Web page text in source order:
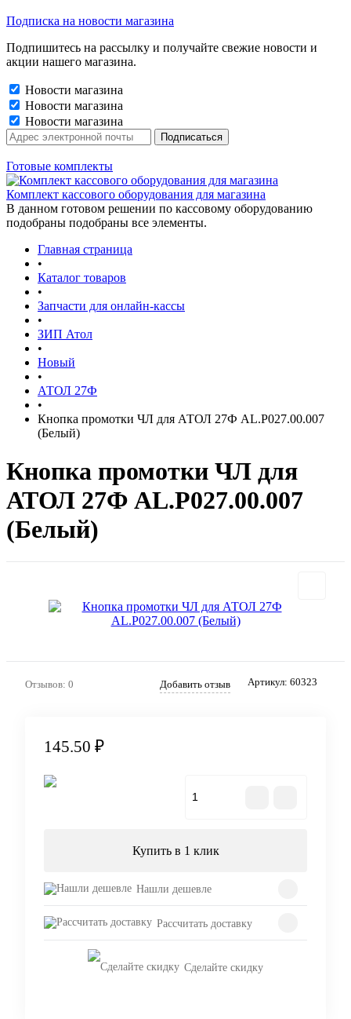
Подписка на новости магазина
Подпишитесь на рассылку и получайте свежие новости и
акции нашего магазина.
Новости магазина
Новости магазина
Новости магазина
Готовые комплекты
Комплект кассового оборудования для магазина
В данном готовом решении по кассовому оборудованию
подобраны подобраны все элементы.
Главная страница
•
Каталог товаров
•
Запчасти для онлайн-кассы
•
ЗИП Атол
•
Новый
•
АТОЛ 27Ф
•
Кнопка промотки ЧЛ для АТОЛ 27Ф AL.P027.00.007
(Белый)
Кнопка промотки ЧЛ для
АТОЛ 27Ф AL.P027.00.007
(Белый)
Отзывов: 0 Добавить отзыв Артикул: 60323
145.50 ₽
Купить в 1 клик
Нашли дешевле
Рассчитать доставку
Сделайте скидку